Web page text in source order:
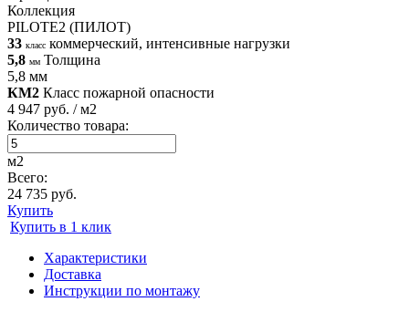
Коллекция
PILOTE2 (ПИЛОТ)
33 класс коммерческий, интенсивные нагрузки
5,8 мм Толщина
5,8 мм
КМ2 Класс пожарной опасности
4 947 руб. / м2
Количество товара:
м2
Всего:
24 735 руб.
Купить
Купить в 1 клик
Характеристики
Доставка
Инструкции по монтажу